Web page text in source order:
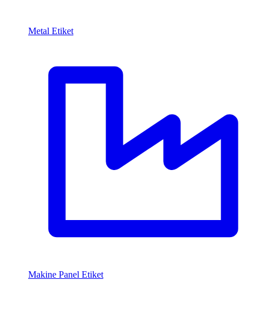
Metal Etiket
Makine Panel Etiket